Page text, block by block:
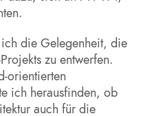
ich die Gelegenheit, die
zu entwerfen.
orientierten
ich herausfinden, ob
auch für die